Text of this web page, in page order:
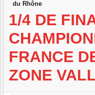
du Rhône
1/4 DE
FRANCE
ZONE